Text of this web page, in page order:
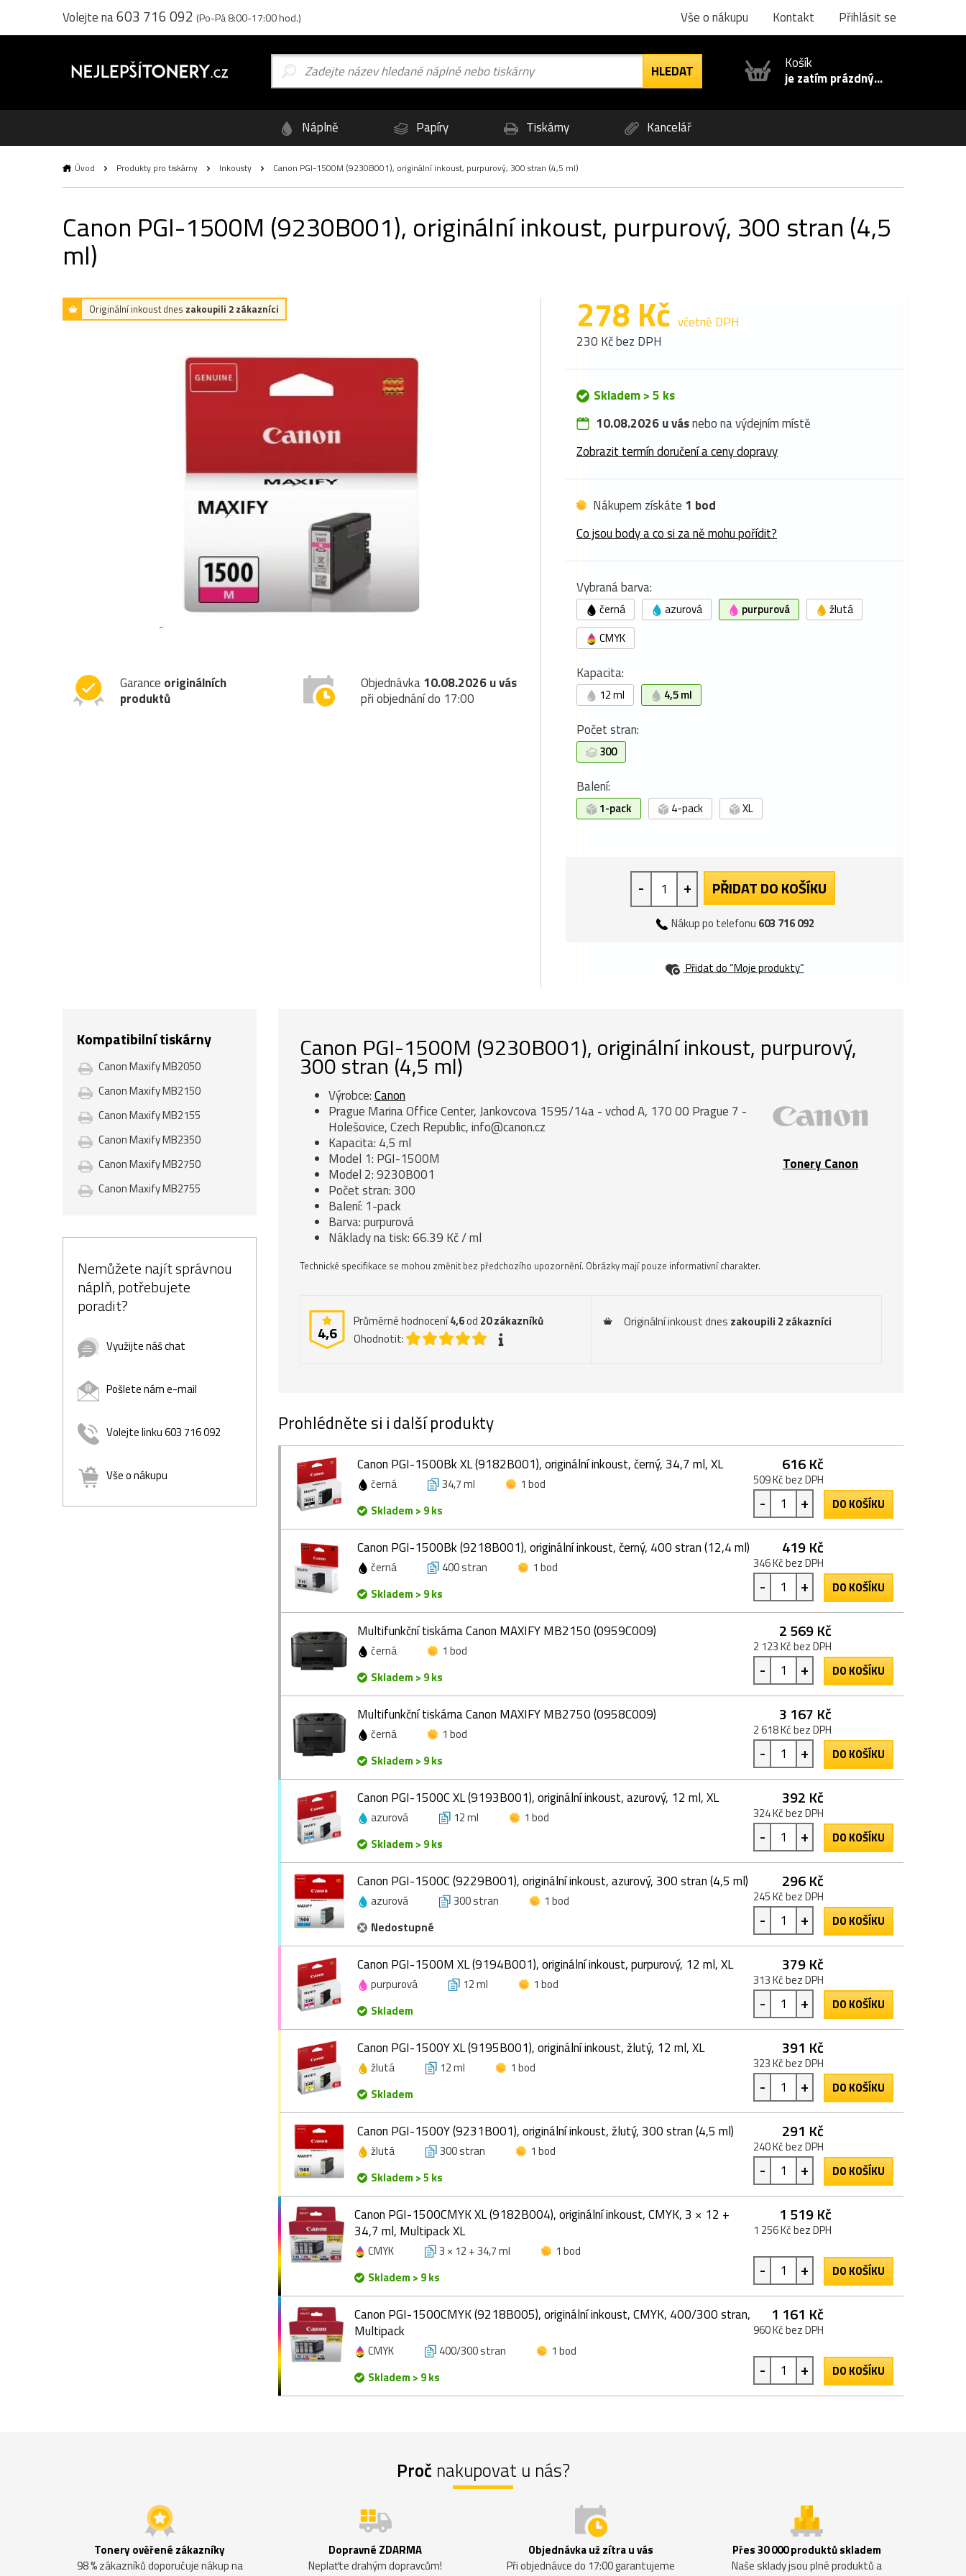
Volejte na603 716 092 (Po-Pá 8:00-17:00 hod.) Vše o nákupu Kontakt Přihlásit se
Košík
je zatím prázdný...
Náplně Papíry Tiskárny Kancelář
Úvod Produkty pro tiskárny Inkousty Canon PGI-1500M (9230B001), originální inkoust, purpurový, 300 stran (4,5 ml)
Canon PGI-1500M (9230B001), originální inkoust, purpurový, 300 stran (4,5
ml)
Originální inkoust dnes zakoupili 2 zákazníci
Garance originálních
produktů
Objednávka10.08.2026 u vás
při objednání do 17:00
278 Kč včetně DPH
230 Kč bez DPH
Skladem > 5 ks
10.08.2026 u vásnebo na výdejním místě
Zobrazit termín doručení a ceny dopravy
Nákupem získáte 1 bod
Co jsou body a co si za ně mohu pořídit?
Vybraná barva:
černá azurová purpurová
žlutá
CMYK
Kapacita:
12 ml 4,5 ml
Počet stran:
300
Balení:
1-pack 4-pack XL
- + PŘIDAT DO KOŠÍKU
Nákup po telefonu 603 716 092
Přidat do “Moje produkty”
Kompatibilní tiskárny
Canon Maxify MB2050
Canon Maxify MB2150
Canon Maxify MB2155
Canon Maxify MB2350
Canon Maxify MB2750
Canon Maxify MB2755
Nemůžete najít správnou
náplň, potřebujete
poradit?
Využijte náš chat
Pošlete nám e-mail
Volejte linku 603 716 092
Vše o nákupu
Canon PGI-1500M (9230B001), originální inkoust, purpurový,
300 stran (4,5 ml)
Tonery Canon
Výrobce:Canon
Prague Marina Office Center, Jankovcova 1595/14a - vchod A, 170 00 Prague 7 -
Holešovice, Czech Republic, info@canon.cz
Kapacita: 4,5 ml
Model 1: PGI-1500M
Model 2: 9230B001
Počet stran: 300
Balení: 1-pack
Barva: purpurová
Náklady na tisk: 66.39 Kč / ml
Technické specifikace se mohou změnit bez předchozího upozornění. Obrázky mají pouze informativní charakter.
4,6
Průměrné hodnocení4,6od 20zákazníků
Ohodnotit:
Originální inkoust dnes zakoupili 2 zákazníci
Prohlédněte si i další produkty
Canon PGI-1500Bk XL (9182B001), originální inkoust, černý, 34,7 ml, XL
černá 34,7 ml
1 bod
Skladem > 9 ks
616 Kč
509 Kč bez DPH
- + DO KOŠÍKU
Canon PGI-1500Bk (9218B001), originální inkoust, černý, 400 stran (12,4 ml)
černá 400 stran
1 bod
Skladem > 9 ks
419 Kč
346 Kč bez DPH
- + DO KOŠÍKU
Multifunkční tiskárna Canon MAXIFY MB2150 (0959C009)
černá
1 bod
Skladem > 9 ks
2 569 Kč
2 123 Kč bez DPH
- + DO KOŠÍKU
Multifunkční tiskárna Canon MAXIFY MB2750 (0958C009)
černá
1 bod
Skladem > 9 ks
3 167 Kč
2 618 Kč bez DPH
- + DO KOŠÍKU
Canon PGI-1500C XL (9193B001), originální inkoust, azurový, 12 ml, XL
azurová 12 ml
1 bod
Skladem > 9 ks
392 Kč
324 Kč bez DPH
- + DO KOŠÍKU
Canon PGI-1500C (9229B001), originální inkoust, azurový, 300 stran (4,5 ml)
azurová 300 stran
1 bod
Nedostupné
296 Kč
245 Kč bez DPH
- + DO KOŠÍKU
Canon PGI-1500M XL (9194B001), originální inkoust, purpurový, 12 ml, XL
purpurová 12 ml
1 bod
Skladem
379 Kč
313 Kč bez DPH
- + DO KOŠÍKU
Canon PGI-1500Y XL (9195B001), originální inkoust, žlutý, 12 ml, XL
žlutá 12 ml
1 bod
Skladem
391 Kč
323 Kč bez DPH
- + DO KOŠÍKU
Canon PGI-1500Y (9231B001), originální inkoust, žlutý, 300 stran (4,5 ml)
žlutá 300 stran
1 bod
Skladem > 5 ks
291 Kč
240 Kč bez DPH
- + DO KOŠÍKU
Canon PGI-1500CMYK XL (9182B004), originální inkoust, CMYK, 3 × 12 +
34,7 ml, Multipack XL
CMYK 3 × 12 + 34,7 ml
1 bod
Skladem > 9 ks
1 519 Kč
1 256 Kč bez DPH
- + DO KOŠÍKU
Canon PGI-1500CMYK (9218B005), originální inkoust, CMYK, 400/300 stran,
Multipack
CMYK 400/300 stran
1 bod
Skladem > 9 ks
1 161 Kč
960 Kč bez DPH
- + DO KOŠÍKU
Proč nakupovat u nás?
Tonery ověřené zákazníky
98 % zákazníků doporučuje nákup na
Dopravné ZDARMA
Neplaťte drahým dopravcům!
Objednávka už zítra u vás
Při objednávce do 17:00 garantujeme
Přes 30 000 produktů skladem
Naše sklady jsou plné produktů a